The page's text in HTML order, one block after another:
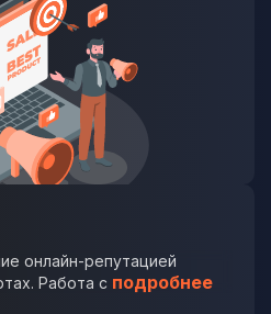
онлайн-репутацией
Работа с подробнее